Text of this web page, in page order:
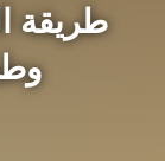
طريقة